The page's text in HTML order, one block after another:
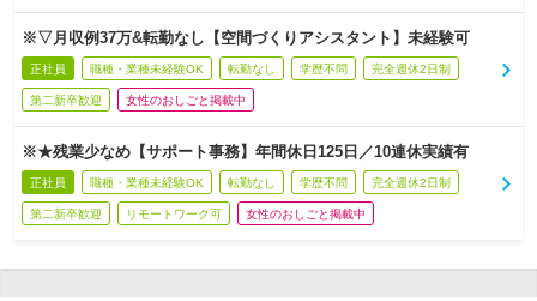
※▽月収例37万&転勤なし【空間づくりアシスタント】未経験可
正社員 職種・業種未経験OK 転勤なし 学歴不問 完全週休2日制
第二新卒歓迎 女性のおしごと掲載中
※★残業少なめ【サポート事務】年間休日125日／10連休実績有
正社員 職種・業種未経験OK 転勤なし 学歴不問 完全週休2日制
第二新卒歓迎 リモートワーク可 女性のおしごと掲載中